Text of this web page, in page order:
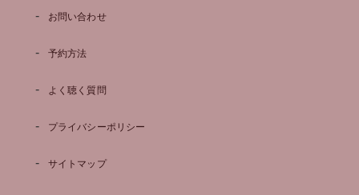
お問い合わせ
予約方法
よく聴く質問
プライバシーポリシー
サイトマップ